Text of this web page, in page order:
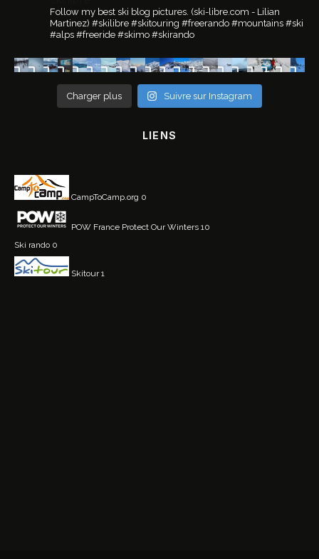
Follow my best ski blog pictures. (ski-libre.com - Lilian
Martinez) #skilibre #skitouring #freerando #mountains #ski
#alps #freeride #skimo #skirando
Charger plus Suivre sur Instagram
LIENS
CampToCamp.org 0
POW France Protect Our Winters 10
Ski rando 0
Skitour1